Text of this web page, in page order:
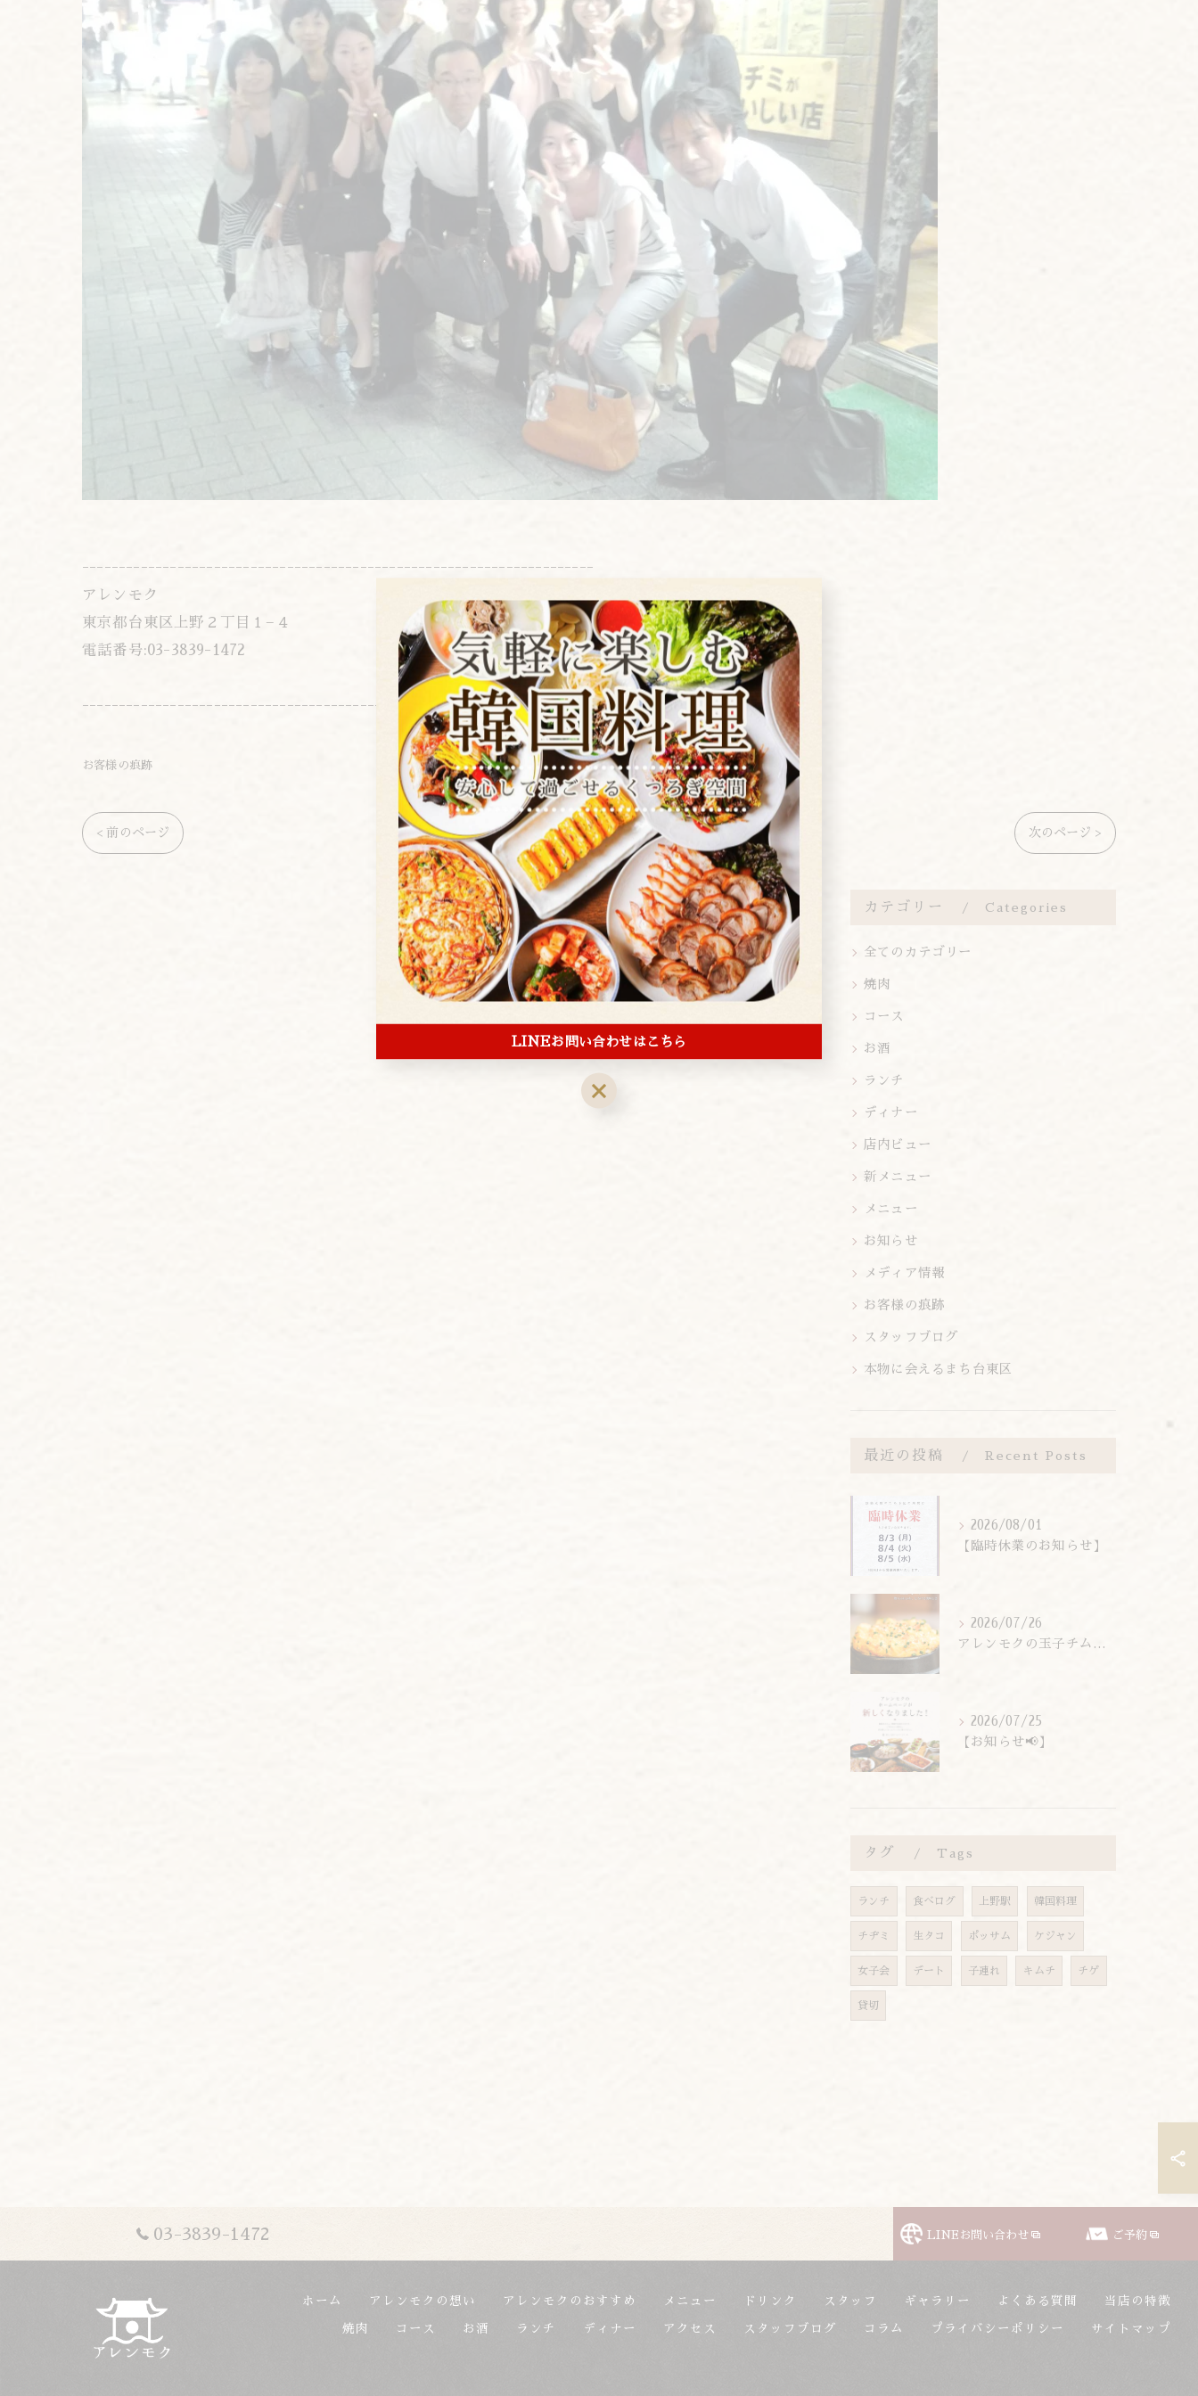
----------------------------------------------------------------------
アレンモク
東京都台東区上野２丁目１−４
電話番号:03-3839-1472
----------------------------------------------------------------------
お客様の痕跡
< 前のページ 一覧に戻る 次のページ >
カテゴリー Categories
全てのカテゴリー
焼肉
コース
お酒
ランチ
ディナー
店内ビュー
新メニュー
メニュー
お知らせ
メディア情報
お客様の痕跡
スタッフブログ
本物に会えるまち台東区
最近の投稿 Recent Posts
2026/08/01
【臨時休業のお知らせ】
2026/07/26
アレンモクの玉子チムは、玉子を惜しまず6個分使用しています！
2026/07/25
【お知らせ📢】
タグ Tags
ランチ 食べログ 上野駅 韓国料理
チヂミ 生タコ ポッサム ケジャン
女子会 デート 子連れ キムチ チゲ
貸切
03-3839-1472 LINEお問い合わせ ご予約
ホーム アレンモクの想い アレンモクのおすすめ メニュー ドリンク スタッフ ギャラリー よくある質問 当店の特徴
焼肉 コース お酒 ランチ ディナー アクセス スタッフブログ コラム プライバシーポリシー サイトマップ
LINEお問い合わせはこちら